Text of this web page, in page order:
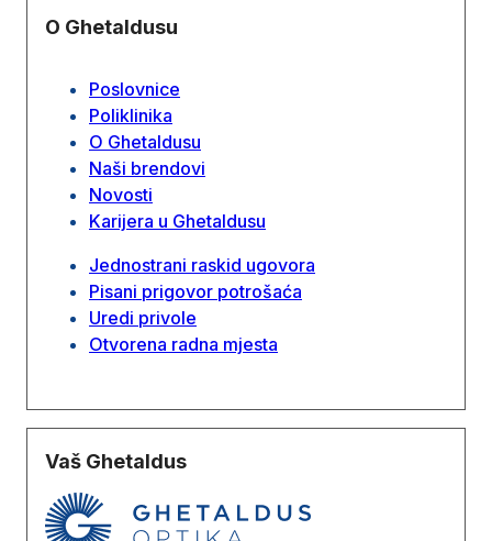
O Ghetaldusu
Poslovnice
Poliklinika
O Ghetaldusu
Naši brendovi
Novosti
Karijera u Ghetaldusu
Jednostrani raskid ugovora
Pisani prigovor potrošaća
Uredi privole
Otvorena radna mjesta
Vaš Ghetaldus